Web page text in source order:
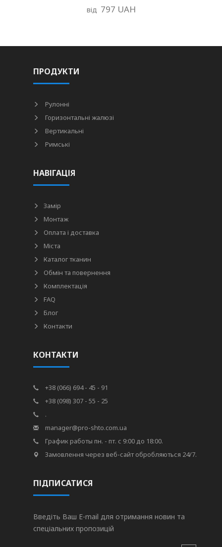
від 797 UAH
ПРОДУКТИ
Рулонні
Горизонтальні жалюзі
Вертикальні
Римські
НАВІГАЦІЯ
Замір
Монтаж
Оплата і доставка
Міста
Каталог тканин
Обмін та повернення
Комплектація
FAQ
Блог
Контакти
КОНТАКТИ
+38 (066) 694 - 45 - 91
+38 (098) 307 - 55 - 25
.
manager@pro-shto.com.ua
График работы пн. - пт. с 9:00 до 18:00.
Замовлення через веб-сайт обробляються 24/7.
ПІДПИСАТИСЯ
Введіть Ваш E-mail для отримання новин та
спеціальних пропозицій